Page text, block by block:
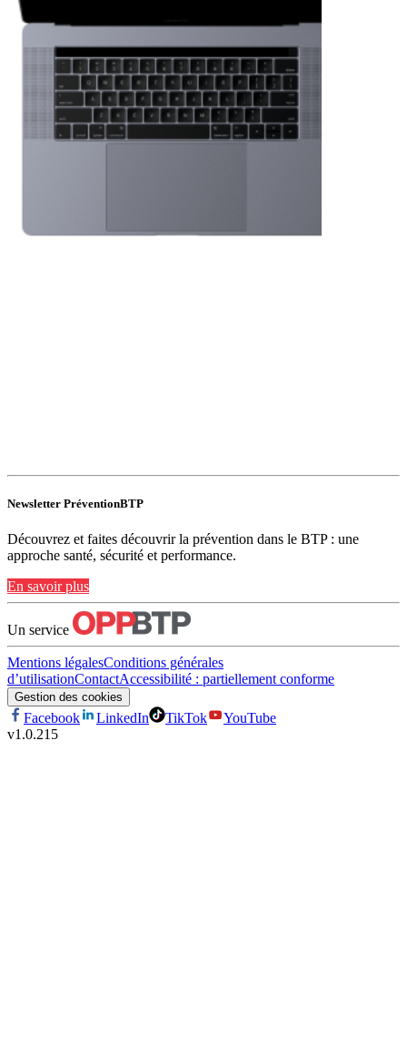
Newsletter PréventionBTP
Découvrez et faites découvrir la prévention dans le BTP : une
approche santé, sécurité et performance.
En savoir plus
Un service
Mentions légalesConditions générales
d’utilisationContactAccessibilité : partiellement conforme
Gestion des cookies
Facebook LinkedIn TikTok
YouTube
v1.0.215